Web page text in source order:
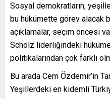
Sosyal demokratların,
bu hükümette görev alacak
açıklamalar, seçim öncesi
Scholz liderliğindeki
politikalarından çok farklı
Bu arada Cem Özdemir’in
Yeşillerdeki en kıdemli